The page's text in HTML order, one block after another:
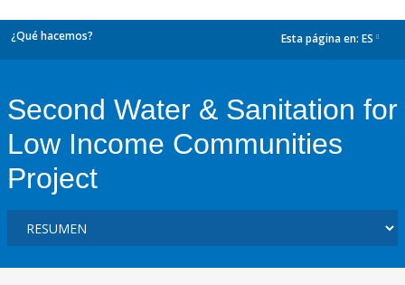
¿Qué hacemos? Esta página en: ES
Second Water & Sanitation for
Low Income Communities
Project